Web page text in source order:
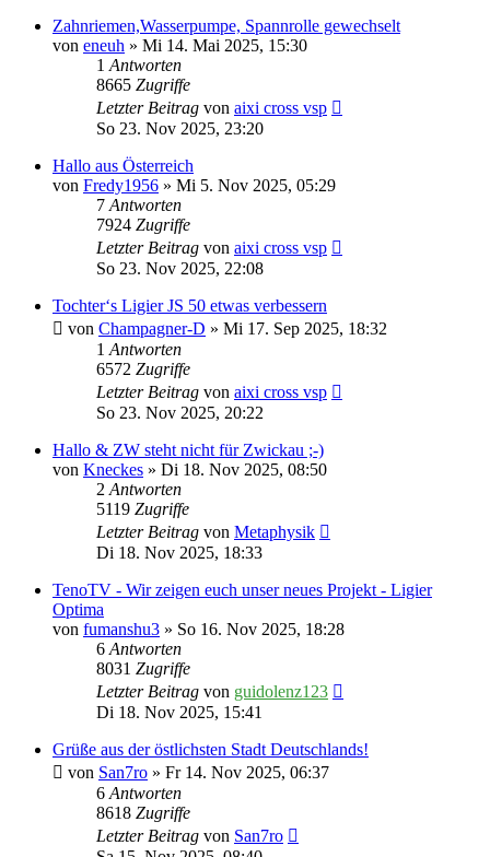
Zahnriemen,Wasserpumpe, Spannrolle gewechselt
von eneuh » Mi 14. Mai 2025, 15:30
1Antworten
8665 Zugriffe
Letzter Beitrag von aixi cross vsp
So 23. Nov 2025, 23:20
Hallo aus Österreich
von Fredy1956 » Mi 5. Nov 2025, 05:29
7Antworten
7924 Zugriffe
Letzter Beitrag von aixi cross vsp
So 23. Nov 2025, 22:08
Tochter‘s Ligier JS 50 etwas verbessern
von Champagner-D » Mi 17. Sep 2025, 18:32
1Antworten
6572 Zugriffe
Letzter Beitrag von aixi cross vsp
So 23. Nov 2025, 20:22
Hallo & ZW steht nicht für Zwickau ;-)
von Kneckes » Di 18. Nov 2025, 08:50
2Antworten
5119 Zugriffe
Letzter Beitrag von Metaphysik
Di 18. Nov 2025, 18:33
TenoTV - Wir zeigen euch unser neues Projekt - Ligier
Optima
von fumanshu3 » So 16. Nov 2025, 18:28
6Antworten
8031 Zugriffe
Letzter Beitrag von guidolenz123
Di 18. Nov 2025, 15:41
Grüße aus der östlichsten Stadt Deutschlands!
von San7ro » Fr 14. Nov 2025, 06:37
6Antworten
8618 Zugriffe
Letzter Beitrag von San7ro